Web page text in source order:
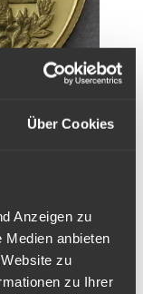
Über Cookies
Anzeigen zu
Medien anbieten
zu
zu Ihrer